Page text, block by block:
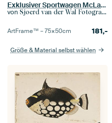
Exklusiver Sportwagen McLaren GT
von Sjoerd van der Wal Fotografie
ArtFrame™ –75×50cm 181,-
Größe & Material selbst wählen